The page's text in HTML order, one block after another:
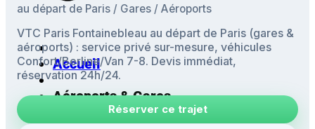
Accueil
Aéroports & Gares
Mise à disposition
au départ de Paris / Gares / Aéroports
VTC Paris Fontainebleau au départ de Paris (gares &
aéroports) : service privé sur-mesure, véhicules
Confort/Berline/Van 7-8. Devis immédiat,
réservation 24h/24.
Réserver ce trajet